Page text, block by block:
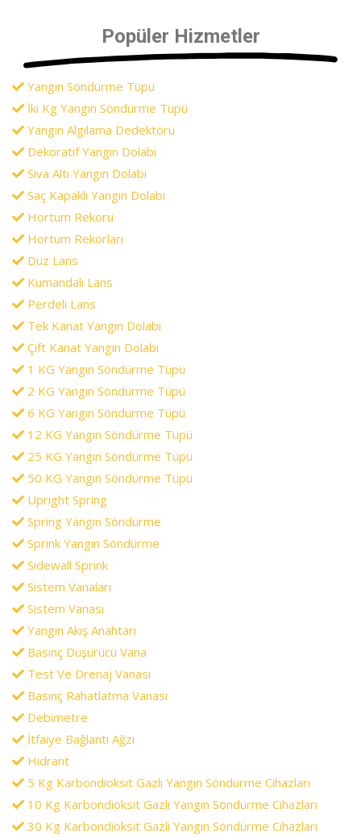
Popüler Hizmetler
Yangın Söndürme Tüpü
İki Kg Yangın Söndürme Tüpü
Yangın Algılama Dedektörü
Dekoratif Yangın Dolabı
Sıva Altı Yangın Dolabı
Saç Kapaklı Yangın Dolabı
Hortum Rekoru
Hortum Rekorları
Düz Lans
Kumandalı Lans
Perdeli Lans
Tek Kanat Yangın Dolabı
Çift Kanat Yangın Dolabı
1 KG Yangın Söndürme Tüpü
2 KG Yangın Söndürme Tüpü
6 KG Yangın Söndürme Tüpü
12 KG Yangın Söndürme Tüpü
25 KG Yangın Söndürme Tüpü
50 KG Yangın Söndürme Tüpü
Upright Spring
Spring Yangın Söndürme
Sprink Yangın Söndürme
Sidewall Sprink
Sistem Vanaları
Sistem Vanası
Yangın Akış Anahtarı
Basınç Düşürücü Vana
Test Ve Drenaj Vanası
Basınç Rahatlatma Vanası
Debimetre
İtfaiye Bağlantı Ağzı
Hidrant
5 Kg Karbondioksit Gazlı Yangın Söndürme Cihazları
10 Kg Karbondioksit Gazlı Yangın Söndürme Cihazları
30 Kg Karbondioksit Gazlı Yangın Söndürme Cihazları